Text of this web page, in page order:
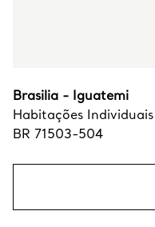
Brasilia - Iguatemi
Habitações
BR 71503-504